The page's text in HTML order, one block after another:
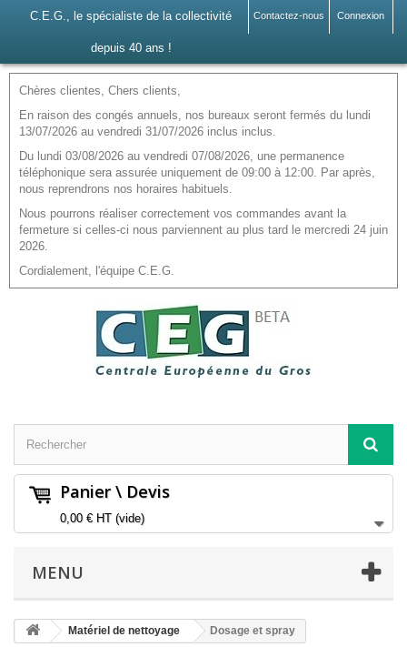
Connexion
Contactez-nous
C.E.G., le spécialiste de la collectivité
depuis 40 ans !
Chères clientes, Chers clients,
En raison des congés annuels, nos bureaux seront fermés du lundi
13/07/2026 au vendredi 31/07/2026 inclus inclus.
Du lundi 03/08/2026 au vendredi 07/08/2026, une permanence
téléphonique sera assurée uniquement de 09:00 à 12:00. Par après,
nous reprendrons nos horaires habituels.
Nous pourrons réaliser correctement vos commandes avant la
fermeture si celles-ci nous parviennent au plus tard le mercredi 24 juin
2026.
Cordialement, l'équipe C.E.G.
Panier \ Devis
0,00 €HT (vide)
MENU
Matériel de nettoyage Dosage et spray